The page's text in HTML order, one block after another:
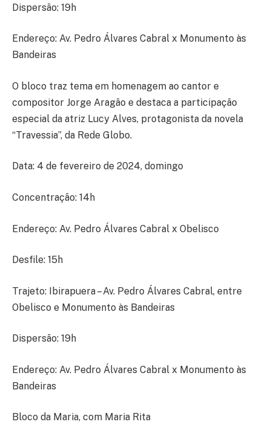
Dispersão: 19h
Endereço: Av. Pedro Álvares Cabral x Monumento às
Bandeiras
O bloco traz tema em homenagem ao cantor e
compositor Jorge Aragão e destaca a participação
especial da atriz Lucy Alves, protagonista da novela
“Travessia”, da Rede Globo.
Data: 4 de fevereiro de 2024, domingo
Concentração: 14h
Endereço: Av. Pedro Álvares Cabral x Obelisco
Desfile: 15h
Trajeto: Ibirapuera – Av. Pedro Álvares Cabral, entre
Obelisco e Monumento às Bandeiras
Dispersão: 19h
Endereço: Av. Pedro Álvares Cabral x Monumento às
Bandeiras
Bloco da Maria, com Maria Rita